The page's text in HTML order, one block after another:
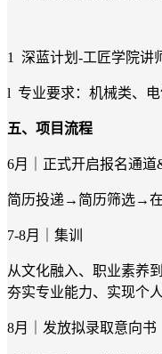
1 深蓝计划-工匠学院讲
l 专业要求：机械类、电
五、项目流程
6月｜正式开启报名通道
简历投递→简历筛选→
7-8月｜集训
从文化融入、职业素养
夯实专业能力、实现个
8月｜发放拟录取意向书